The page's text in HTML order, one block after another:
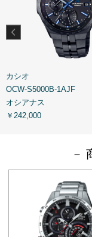
カシオ
OCW-S5000B-1AJF
オシアナス
￥242,000
－